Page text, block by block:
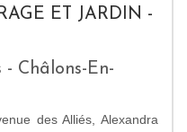
ET JARDIN -
- Châlons-En-
des Alliés, Alexandra